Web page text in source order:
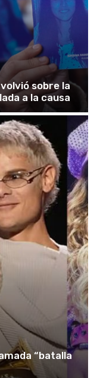
sobre la
a la causa
“batalla